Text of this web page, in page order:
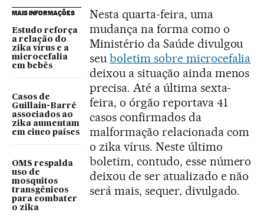
MAIS INFORMAÇÕES
Estudo reforça
a relação do
zika vírus e a
microcefalia
em bebês
Casos de
Guillain-Barré
associados ao
zika aumentam
em cinco países
OMS respalda
uso de
mosquitos
transgênicos
para combater
o zika
Nesta quarta-feira, uma
mudança na forma como o
Ministério da Saúde divulgou
seu boletim sobre microcefalia
deixou a situação ainda menos
precisa. Até a última sexta-
feira, o órgão reportava 41
casos confirmados da
malformação relacionada com
o zika vírus. Neste último
boletim, contudo, esse número
deixou de ser atualizado e não
será mais, sequer, divulgado.